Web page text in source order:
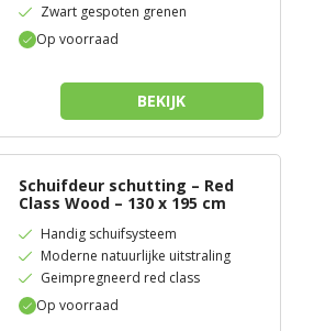
Op voorraad
Zwart gespoten grenen
BEKIJK
Op voorraad
Schuifdeur schutting – Red
Class Wood – 130 x 195 cm
Handig schuifsysteem
Moderne natuurlijke uitstraling
Geimpregneerd red class